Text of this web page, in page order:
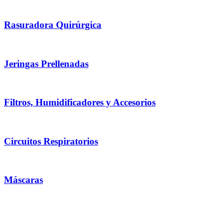
Rasuradora Quirúrgica
Jeringas Prellenadas
Filtros, Humidificadores y Accesorios
Circuitos Respiratorios
Máscaras